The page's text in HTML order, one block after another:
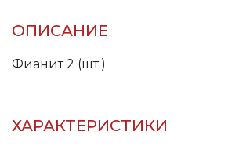
ОПИСАНИЕ
Фианит 2 (шт.)
ХАРАКТЕРИСТИКИ